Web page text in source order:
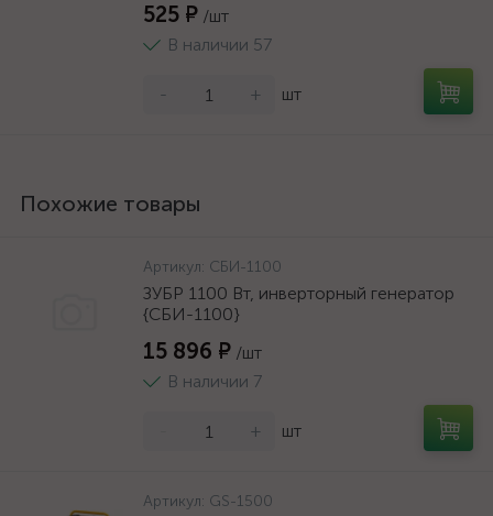
525 ₽ /шт
В наличии 57
- + шт
Похожие товары
Артикул: СБИ-1100
ЗУБР 1100 Вт, инверторный генератор
{СБИ-1100}
15 896 ₽ /шт
В наличии 7
+ шт
Артикул: GS-1500